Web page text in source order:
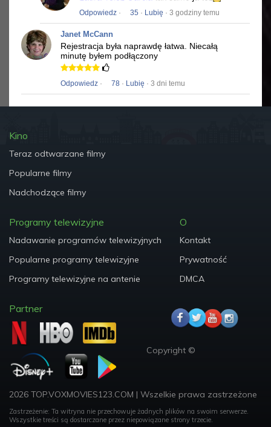
Odpowiedz · 35 · Lubię · 3 godziny temu
Janet McCann
Rejestracja była naprawdę łatwa. Niecałą
minutę byłem podłączony
Odpowiedz · 78 · Lubię · 3 dni temu
Kino
Teraz odtwarzane filmy
Popularne filmy
Nadchodzące filmy
Programy telewizyjne
Nadawanie programów telewizyjnych
Popularne programy telewizyjne
Programy telewizyjne na antenie
O
Kontakt
Prywatność
DMCA
Partner
Copyright ©
2026 TOP.VOXMOVIES123.COM | Wszelkie prawa zastrzeżone
Zastrzeżenie: Ta witryna nie przechowuje żadnych plików na swoim serwerze.
Wszystkie treści są dostarczane przez niepowiązane strony trzecie.